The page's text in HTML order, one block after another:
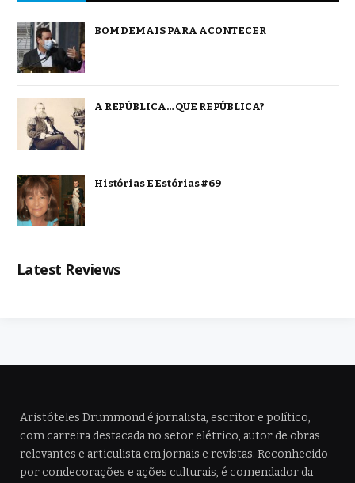
BOM DEMAIS PARA ACONTECER
A REPÚBLICA… QUE REPÚBLICA?
Histórias E Estórias #69
Latest Reviews
Aristóteles Drummond é jornalista, escritor e político,
com carreira destacada no setor elétrico, autor de obras
relevantes e articulista em jornais e revistas. Reconhecido
por condecorações e ações culturais, é comendador da